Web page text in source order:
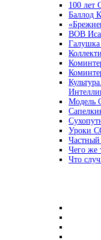
100 лет
Баллод
ВОВ
Модель
Уроки
Чего же
Что